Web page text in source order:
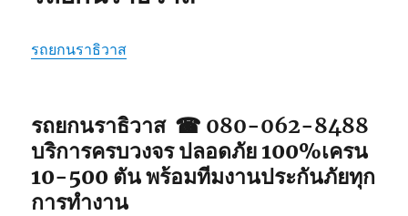
รถยกนราธิวาส
รถยกนราธิวาส ☎ 080-062-8488
บริการครบวงจร ปลอดภัย 100%เครน
10-500 ตัน พร้อมทีมงานประกันภัยทุก
การทำงาน